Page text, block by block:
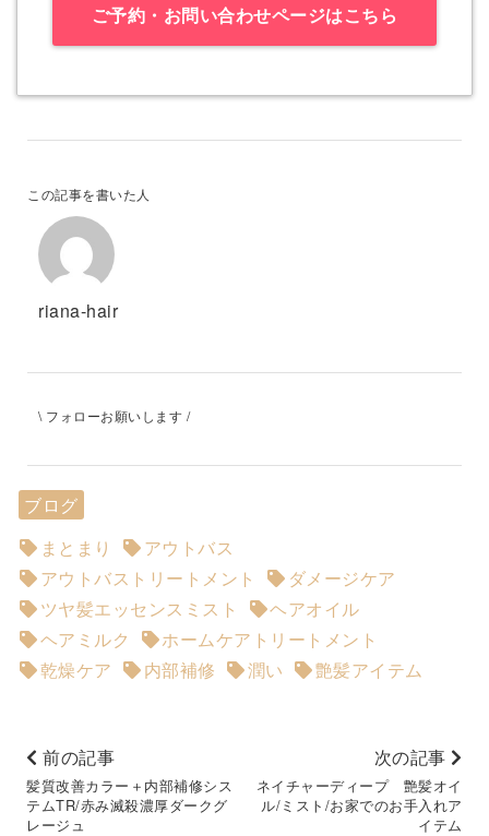
ご予約・お問い合わせページはこちら
この記事を書いた人
riana-hair
\ フォローお願いします /
ブログ
まとまり
アウトバス
アウトバストリートメント
ダメージケア
ツヤ髪エッセンスミスト
ヘアオイル
ヘアミルク
ホームケアトリートメント
乾燥ケア
内部補修 潤い 艶髪アイテム
前の記事
髪質改善カラー＋内部補修シス
テムTR/赤み滅殺濃厚ダークグ
レージュ
次の記事
ネイチャーディープ 艶髪オイ
ル/ミスト/お家でのお手入れア
イテム